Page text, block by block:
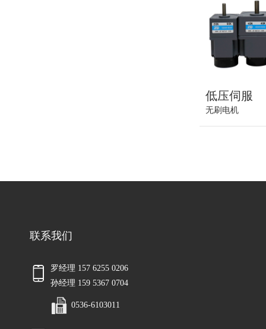
低压伺服
无刷电机
联系我们
罗经理 157 6255 0206
孙经理 159 5367 0704
0536-6103011